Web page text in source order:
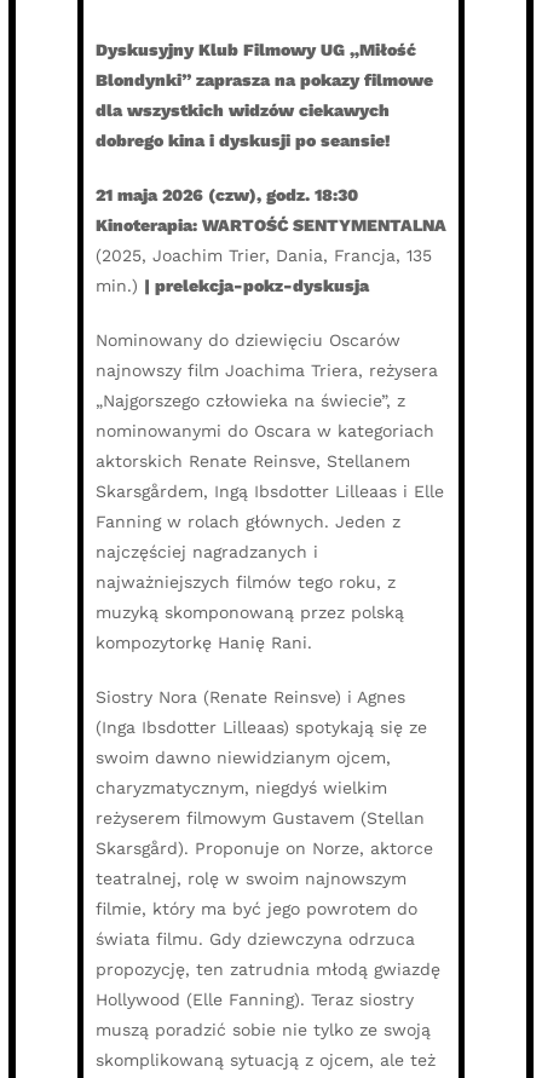
Dyskusyjny Klub Filmowy UG „Miłość
Blondynki” zaprasza na pokazy filmowe
dla wszystkich widzów ciekawych
dobrego kina i dyskusji po seansie!
21 maja 2026 (czw), godz. 18:30
Kinoterapia: WARTOŚĆ SENTYMENTALNA
(2025, Joachim Trier, Dania, Francja, 135
min.) | prelekcja-pokz-dyskusja
Nominowany do dziewięciu Oscarów
najnowszy film Joachima Triera, reżysera
„Najgorszego człowieka na świecie”, z
nominowanymi do Oscara w kategoriach
aktorskich Renate Reinsve, Stellanem
Skarsgårdem, Ingą Ibsdotter Lilleaas i Elle
Fanning w rolach głównych. Jeden z
najczęściej nagradzanych i
najważniejszych filmów tego roku, z
muzyką skomponowaną przez polską
kompozytorkę Hanię Rani.
Siostry Nora (Renate Reinsve) i Agnes
(Inga Ibsdotter Lilleaas) spotykają się ze
swoim dawno niewidzianym ojcem,
charyzmatycznym, niegdyś wielkim
reżyserem filmowym Gustavem (Stellan
Skarsgård). Proponuje on Norze, aktorce
teatralnej, rolę w swoim najnowszym
filmie, który ma być jego powrotem do
świata filmu. Gdy dziewczyna odrzuca
propozycję, ten zatrudnia młodą gwiazdę
Hollywood (Elle Fanning). Teraz siostry
muszą poradzić sobie nie tylko ze swoją
skomplikowaną sytuacją z ojcem, ale też